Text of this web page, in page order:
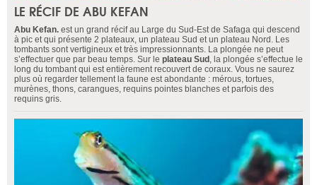
LE RÉCIF DE ABU KEFAN
Abu Kefan. est un grand récif au Large du Sud-Est de Safaga qui descend
à pic et qui présente 2 plateaux, un plateau Sud et un plateau Nord. Les
tombants sont vertigineux et très impressionnants. La plongée ne peut
s’effectuer que par beau temps. Sur le plateau Sud , la plongée s’effectue le
long du tombant qui est entièrement recouvert de coraux. Vous ne saurez
plus où regarder tellement la faune est abondante : mérous, tortues,
murènes, thons, carangues, requins pointes blanches et parfois des
requins gris.